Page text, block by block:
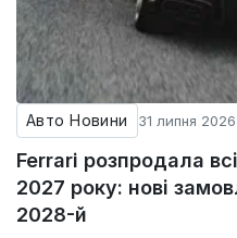
Авто Новини 31 липня 2026
Ferrari розпродала
2027 року: нові
2028-й